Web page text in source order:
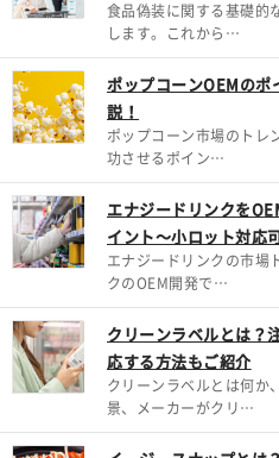
食品偽装に関する基礎的
します。これから…
ポップコーンOEMのポ
説！
ポップコーン市場のトレ
功させるポイン…
エナジードリンクを
イント～小ロット対応
エナジードリンクの市場
クのOEM開発で…
クリーンラベルとは？
応する方法もご紹介
クリーンラベルとは何か
景、メーカーがクリ…